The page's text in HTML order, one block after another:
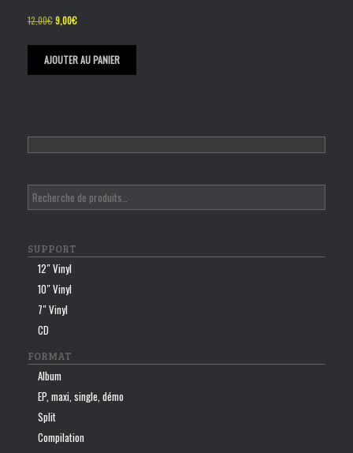
12,00€Le
initial
était :
9,00€Le
actuel
est :
AJOUTER AU PANIER
SUPPORT
12″ Vinyl
10″ Vinyl
7″ Vinyl
CD
FORMAT
Album
EP, maxi, single, démo
Split
Compilation